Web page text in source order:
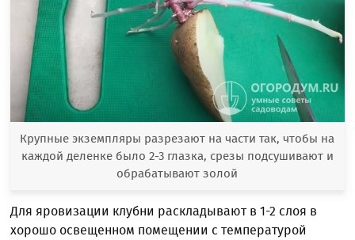
Крупные экземпляры разрезают на части так, чтобы на
каждой деленке было 2-3 глазка, срезы подсушивают и
обрабатывают золой
Для яровизации клубни раскладывают в 1-2 слоя в
хорошо освещенном помещении с температурой